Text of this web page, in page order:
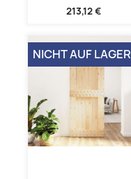
213,12 €
NICHT AUF LAGER